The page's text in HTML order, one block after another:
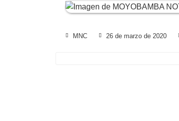
MNC 26 de marzo de 2020